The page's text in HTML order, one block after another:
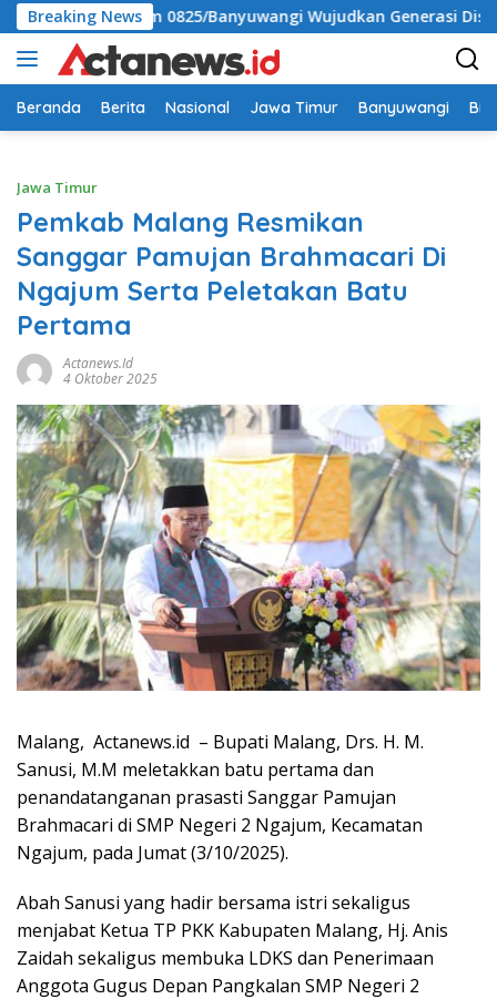
Langsung
ke
konten
Breaking News
Kodim 0825/Banyuwangi Wujudkan Generasi Disiplin dan
Beranda Berita Nasional Jawa Timur Banyuwangi
Jawa Timur
Pemkab Malang Resmikan
Sanggar Pamujan Brahmacari Di
Ngajum Serta Peletakan Batu
Pertama
Actanews.id
4 Oktober 2025
Malang, Actanews.id – Bupati Malang, Drs. H. M.
Sanusi, M.M meletakkan batu pertama dan
penandatanganan prasasti Sanggar Pamujan
Brahmacari di SMP Negeri 2 Ngajum, Kecamatan
Ngajum, pada Jumat (3/10/2025).
Abah Sanusi yang hadir bersama istri sekaligus
menjabat Ketua TP PKK Kabupaten Malang, Hj. Anis
Zaidah sekaligus membuka LDKS dan Penerimaan
Anggota Gugus Depan Pangkalan SMP Negeri 2